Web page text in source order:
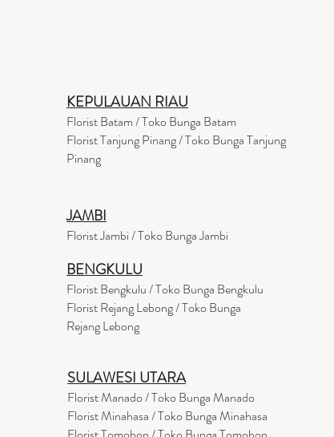
KEPULAUAN RIAU
Florist Batam / Toko Bunga Batam
Florist Tanjung Pinang / Toko Bunga Tanjung
Pinang
JAMBI
Florist Jambi / Toko Bunga Jambi
BENGKULU
Florist Bengkulu / Toko Bunga Bengkulu
Florist Rejang Lebong / Toko Bunga
Rejang Lebong
SULAWESI UTARA
Florist Manado / Toko Bunga Manado
Florist Minahasa / Toko Bunga Minahasa